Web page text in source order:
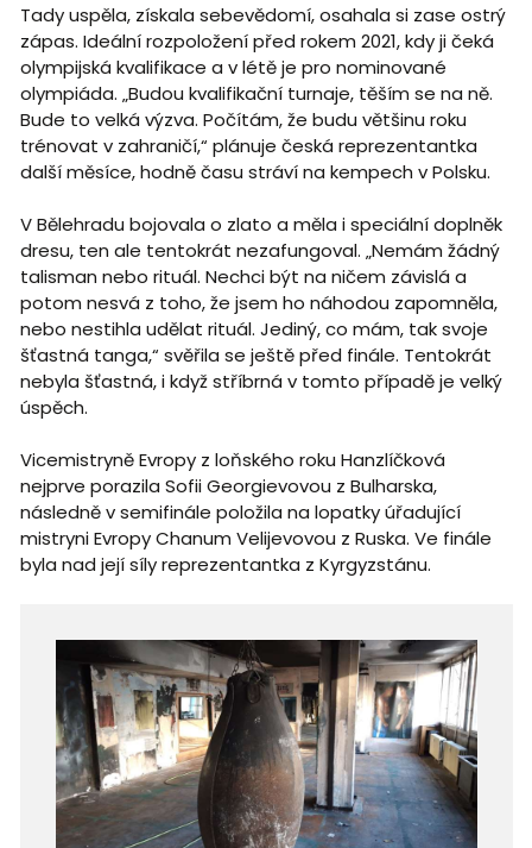
Tady uspěla, získala sebevědomí, osahala si zase ostrý
zápas. Ideální rozpoložení před rokem 2021, kdy ji čeká
olympijská kvalifikace a v létě je pro nominované
olympiáda. „Budou kvalifikační turnaje, těším se na ně.
Bude to velká výzva. Počítám, že budu většinu roku
trénovat v zahraničí,“ plánuje česká reprezentantka
další měsíce, hodně času stráví na kempech v Polsku.
V Bělehradu bojovala o zlato a měla i speciální doplněk
dresu, ten ale tentokrát nezafungoval. „Nemám žádný
talisman nebo rituál. Nechci být na ničem závislá a
potom nesvá z toho, že jsem ho náhodou zapomněla,
nebo nestihla udělat rituál. Jediný, co mám, tak svoje
šťastná tanga,“ svěřila se ještě před finále. Tentokrát
nebyla šťastná, i když stříbrná v tomto případě je velký
úspěch.
Vicemistryně Evropy z loňského roku Hanzlíčková
nejprve porazila Sofii Georgievovou z Bulharska,
následně v semifinále položila na lopatky úřadující
mistryni Evropy Chanum Velijevovou z Ruska. Ve finále
byla nad její síly reprezentantka z Kyrgyzstánu.